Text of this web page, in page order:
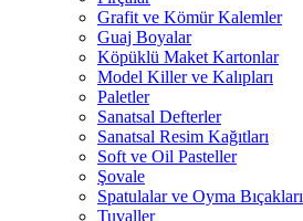
Grafit ve Kömür Kalemler
Guaj Boyalar
Köpüklü Maket Kartonlar
Model Killer ve Kalıpları
Paletler
Sanatsal Defterler
Sanatsal Resim Kağıtları
Soft ve Oil Pasteller
Şovale
Spatulalar ve Oyma Bıçakları
Tuvaller